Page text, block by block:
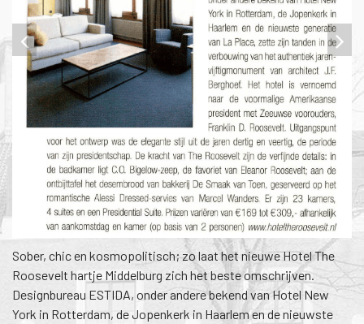
1/1
Sober, chic en kosmopolitisch; zo laat het nieuwe Hotel The
Roosevelt hartje Middelburg zich het beste omschrijven.
Designbureau ESTIDA, onder andere bekend van Hotel New
York in Rotterdam, de Jopenkerk in Haarlem en de nieuwste